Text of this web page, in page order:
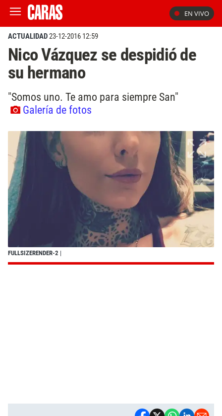
EN VIVO
ACTUALIDAD23-12-2016 12:59
Nico Vázquez se despidió de
su hermano
"Somos uno. Te amo para siempre San"
Galería de fotos
FULLSIZERENDER-2 |